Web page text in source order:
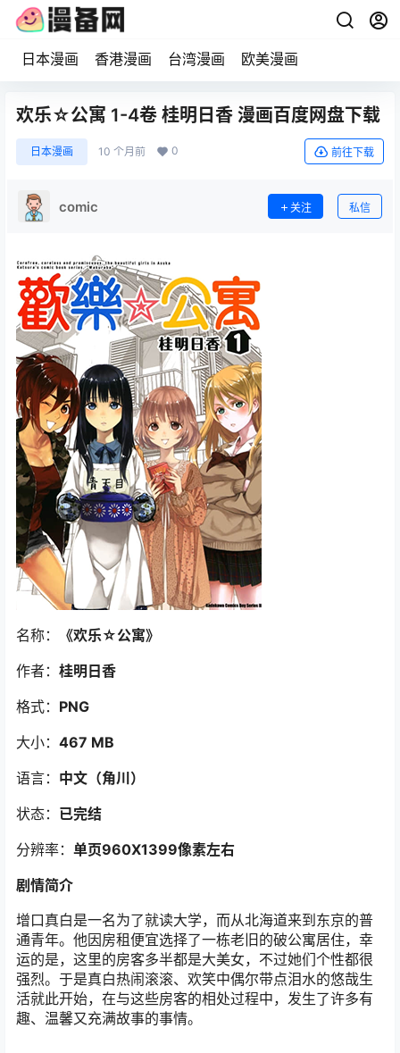
日本漫画 香港漫画 台湾漫画 欧美漫画
欢乐☆公寓 1-4卷 桂明日香 漫画百度网盘下载
日本漫画 10 个月前 0 前往下载
comic 关注 私信
名称： 《欢乐☆公寓》
作者： 桂明日香
格式： PNG
大小： 467 MB
语言： 中文（角川）
状态： 已完结
分辨率： 单页960X1399像素左右
剧情简介
增口真白是一名为了就读大学，而从北海道来到东京的普
通青年。他因房租便宜选择了一栋老旧的破公寓居住，幸
运的是，这里的房客多半都是大美女，不过她们个性都很
强烈。于是真白热闹滚滚、欢笑中偶尔带点泪水的悠哉生
活就此开始，在与这些房客的相处过程中，发生了许多有
趣、温馨又充满故事的事情。